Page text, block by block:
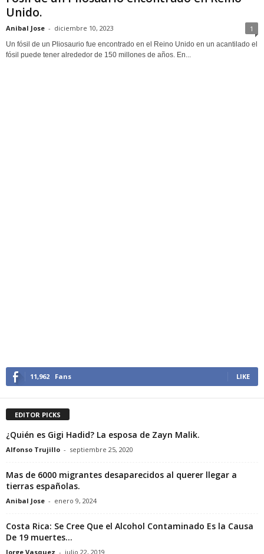
Unido.
Anibal Jose - diciembre 10, 2023 1
Un fósil de un Pliosaurio fue encontrado en el Reino Unido en un acantilado el
fósil puede tener alrededor de 150 millones de años. En...
11,962 Fans LIKE
EDITOR PICKS
¿Quién es Gigi Hadid? La esposa de Zayn Malik.
Alfonso Trujillo - septiembre 25, 2020
Mas de 6000 migrantes desaparecidos al querer llegar a
tierras españolas.
Anibal Jose - enero 9, 2024
Costa Rica: Se Cree Que el Alcohol Contaminado Es la Causa
De 19 muertes...
Jorge Vasquez - julio 22, 2019